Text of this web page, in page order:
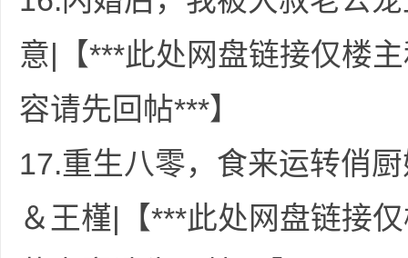
意|【***此处网盘链接仅楼
容请先回帖***】
17.重生八零，食来运转俏
＆王槿|【***此处网盘链接